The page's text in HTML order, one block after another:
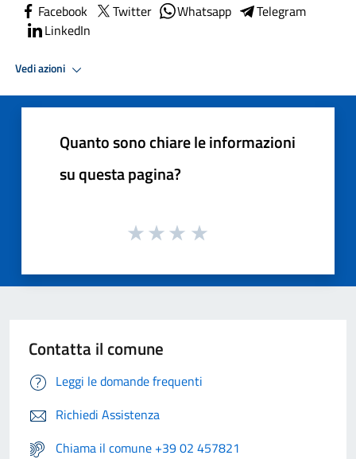
Facebook Twitter Whatsapp
Telegram
LinkedIn
Vedi azioni
Quanto sono chiare le informazioni
su questa pagina?
Contatta il comune
Leggi le domande frequenti
Richiedi Assistenza
Chiama il comune +39 02 457821